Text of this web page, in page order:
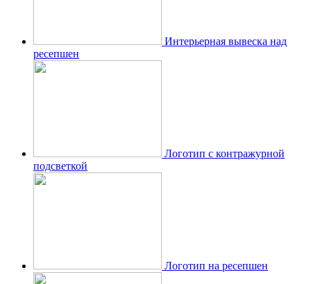
Интерьерная вывеска над
ресепшен
Логотип с контражурной
подсветкой
Логотип на ресепшен